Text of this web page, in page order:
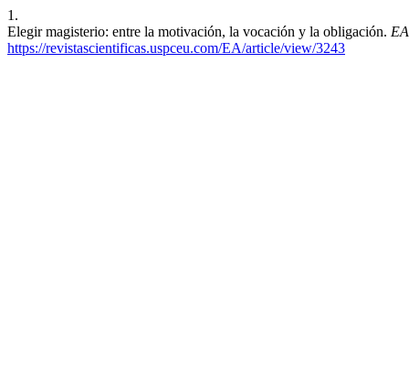
1.
Elegir magisterio: entre la motivación, la vocación y la obligación. EA
https://revistascientificas.uspceu.com/EA/article/view/3243